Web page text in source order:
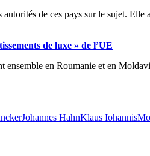
de ces pays sur le sujet.
de luxe » de l’UE
en Roumanie et en
Johannes HahnKlaus Iohannis